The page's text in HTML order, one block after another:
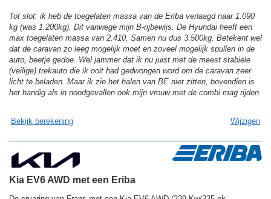
Tot slot: ik heb de toegelaten massa van de Eriba verlaagd naar 1.090
kg (was 1.200kg). Dit vanwege mijn B-rijbewijs. De Hyundai heeft een
max toegelaten massa van 2.410. Samen nu dus 3.500kg. Betekent wel
dat de caravan zo leeg mogelijk moet en zoveel mogelijk spullen in de
auto, beetje gedoe. Wel jammer dat ik nu juist met de meest stabiele
(veilige) trekauto die ik ooit had gedwongen word om de caravan zeer
licht te beladen. Maar ik zie het halen van BE niet zitten, bovendien is
het handig als in noodgevallen ook mijn vrouw met de combi mag rijden.
Bekijk berekening Wijzigen
Kia EV6 AWD met een Eriba